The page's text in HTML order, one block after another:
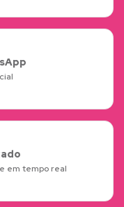
em tempo real